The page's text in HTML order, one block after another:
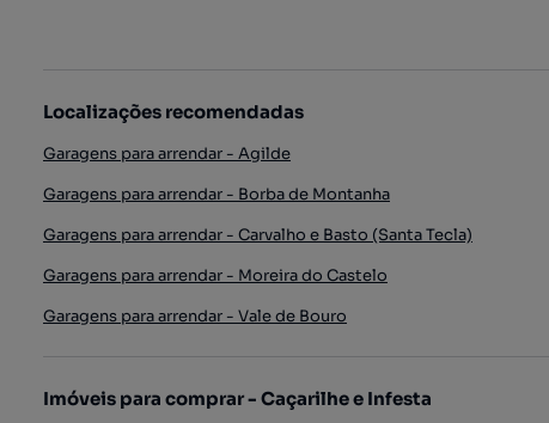
Localizações recomendadas
Garagens para arrendar - Agilde
Garagens para arrendar - Borba de Montanha
Garagens para arrendar - Carvalho e Basto (Santa Tecla)
Garagens para arrendar - Moreira do Castelo
Garagens para arrendar - Vale de Bouro
Imóveis para comprar - Caçarilhe e Infesta